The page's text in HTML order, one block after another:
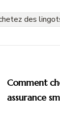
des
Comment
assurance